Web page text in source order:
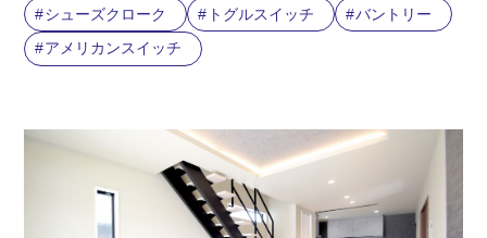
シューズクローク
トグルスイッチ
バントリー
アメリカンスイッチ